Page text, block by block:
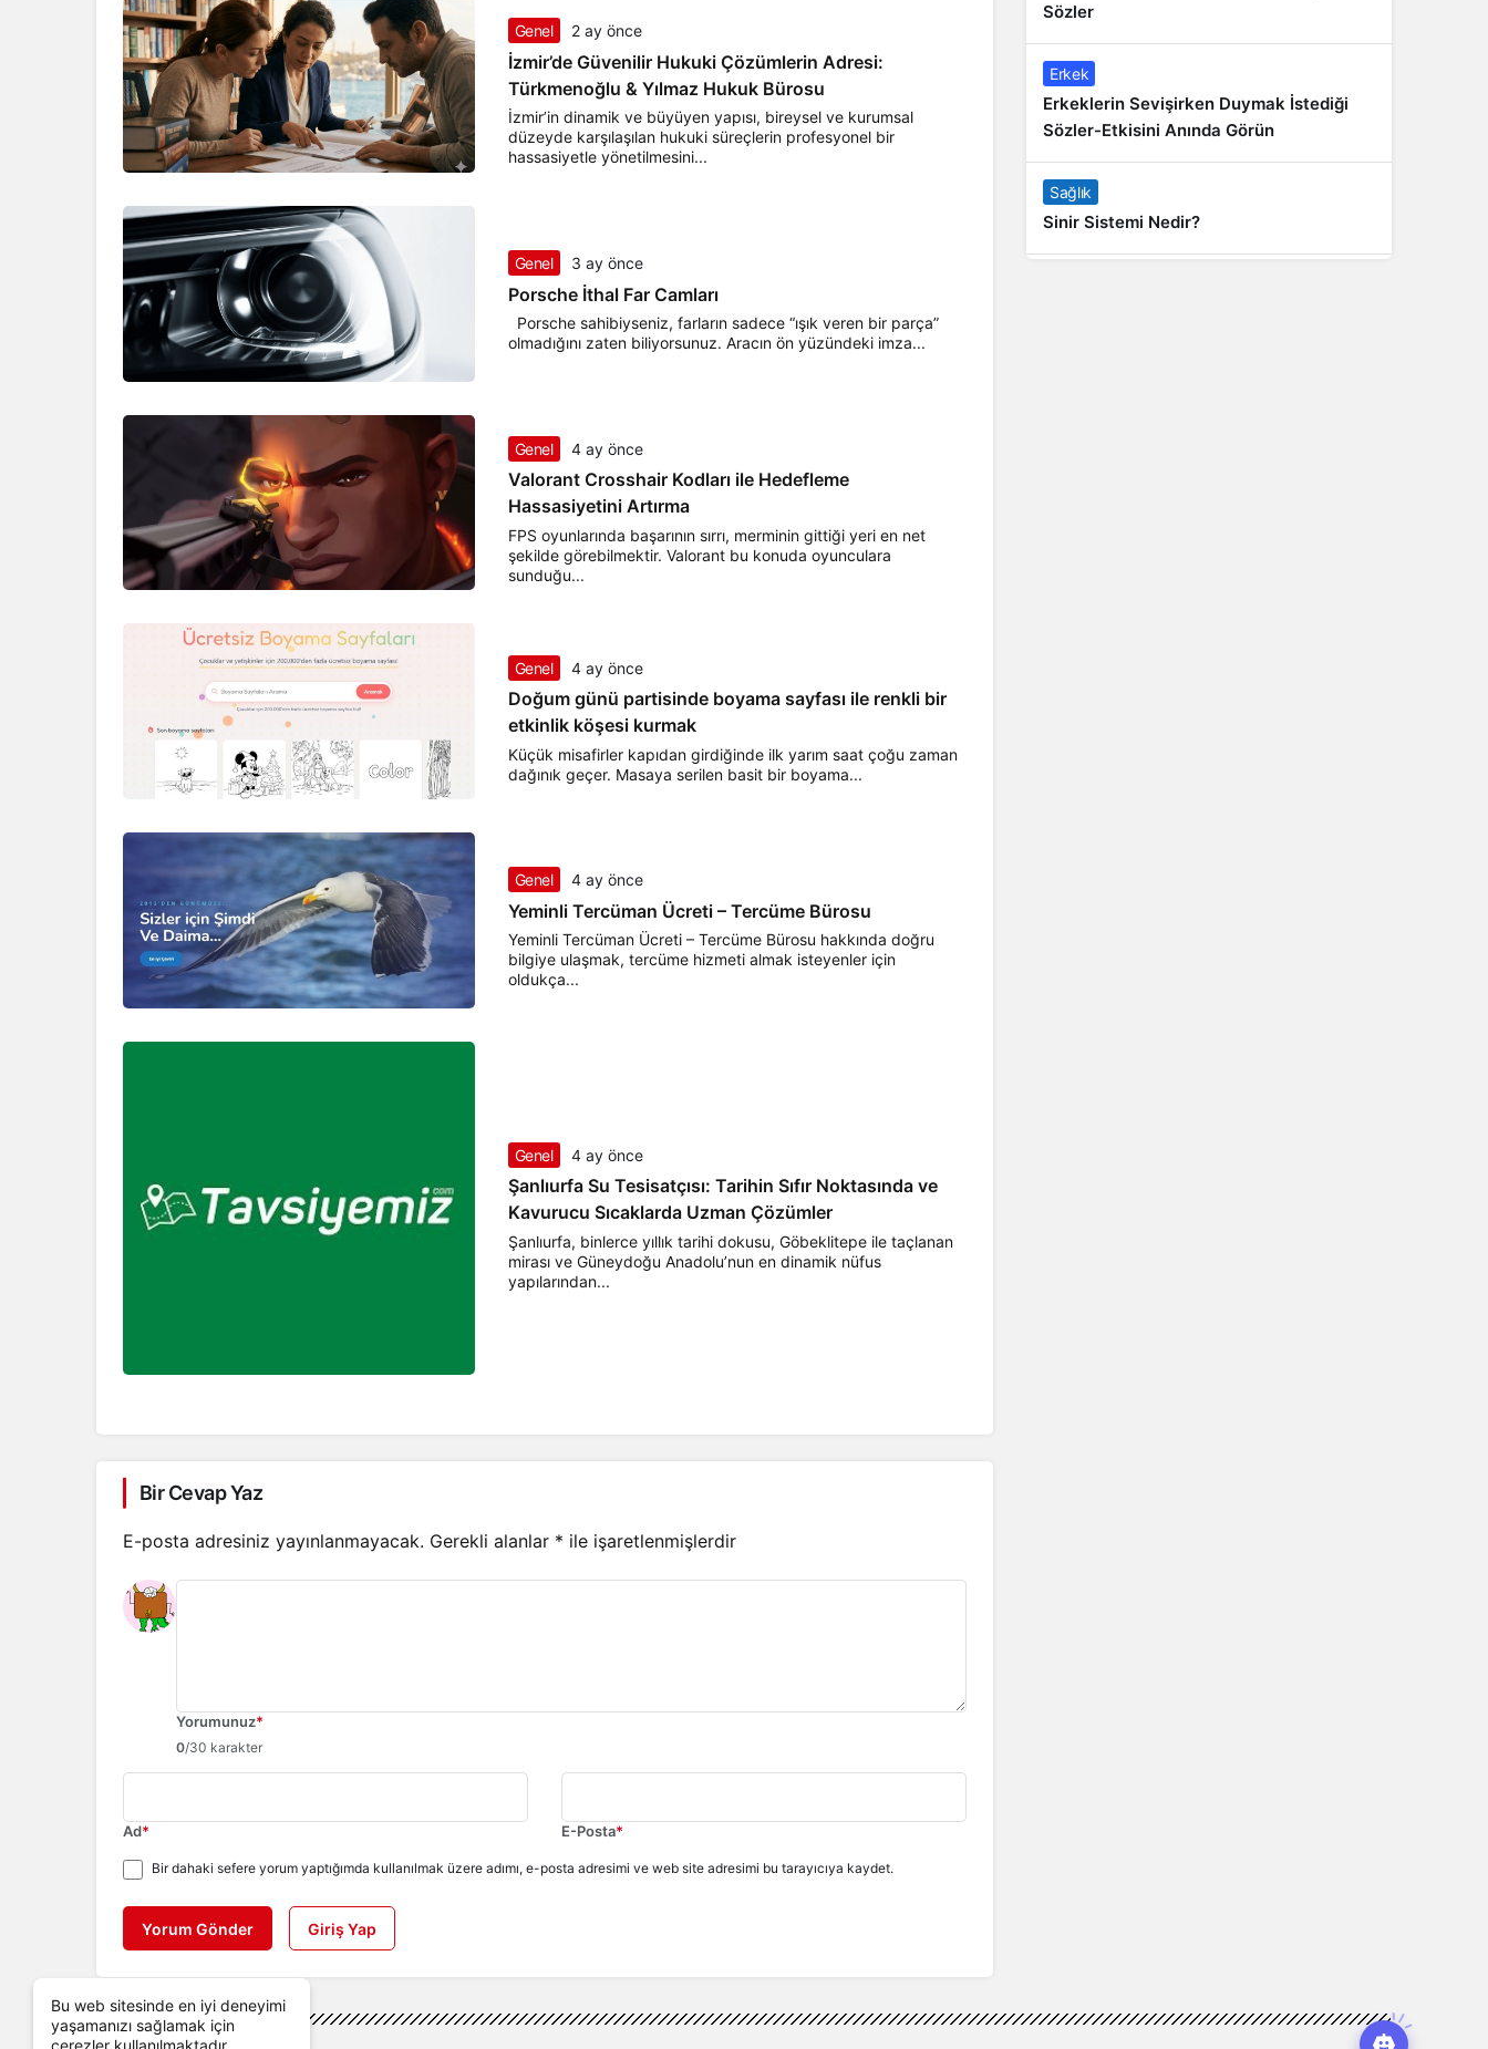
Genel 2 ay önce
İzmir’de Güvenilir Hukuki Çözümlerin Adresi:
Türkmenoğlu & Yılmaz Hukuk Bürosu
İzmir’in dinamik ve büyüyen yapısı, bireysel ve kurumsal
düzeyde karşılaşılan hukuki süreçlerin profesyonel bir
hassasiyetle yönetilmesini...
Genel 3 ay önce
Porsche İthal Far Camları
Porsche sahibiyseniz, farların sadece “ışık veren bir parça”
olmadığını zaten biliyorsunuz. Aracın ön yüzündeki imza...
Genel 4 ay önce
Valorant Crosshair Kodları ile Hedefleme
Hassasiyetini Artırma
FPS oyunlarında başarının sırrı, merminin gittiği yeri en net
şekilde görebilmektir. Valorant bu konuda oyunculara
sunduğu...
Genel 4 ay önce
Doğum günü partisinde boyama sayfası ile renkli bir
etkinlik köşesi kurmak
Küçük misafirler kapıdan girdiğinde ilk yarım saat çoğu zaman
dağınık geçer. Masaya serilen basit bir boyama...
Genel 4 ay önce
Yeminli Tercüman Ücreti – Tercüme Bürosu
Yeminli Tercüman Ücreti – Tercüme Bürosu hakkında doğru
bilgiye ulaşmak, tercüme hizmeti almak isteyenler için
oldukça...
Genel 4 ay önce
Şanlıurfa Su Tesisatçısı: Tarihin Sıfır Noktasında ve
Kavurucu Sıcaklarda Uzman Çözümler
Şanlıurfa, binlerce yıllık tarihi dokusu, Göbeklitepe ile taçlanan
mirası ve Güneydoğu Anadolu’nun en dinamik nüfus
yapılarından...
Bir Cevap Yaz
E-posta adresiniz yayınlanmayacak. Gerekli alanlar * ile işaretlenmişlerdir
Yorumunuz*
0/30 karakter
Ad* E-Posta*
Bir dahaki sefere yorum yaptığımda kullanılmak üzere adımı, e-posta adresimi ve web site adresimi bu tarayıcıya kaydet.
Yorum Gönder Giriş Yap
Sözler
Erkek
Erkeklerin Sevişirken Duymak İstediği
Sözler-Etkisini Anında Görün
Sağlık
Sinir Sistemi Nedir?
Bu web sitesinde en iyi deneyimi
yaşamanızı sağlamak için
çerezler kullanılmaktadır.